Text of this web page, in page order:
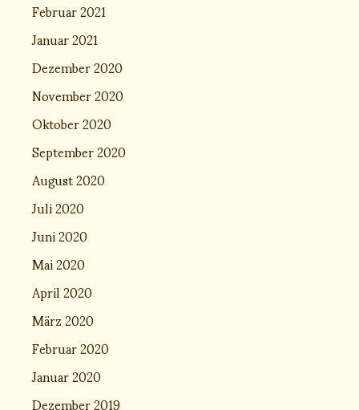
Februar 2021
Januar 2021
Dezember 2020
November 2020
Oktober 2020
September 2020
August 2020
Juli 2020
Juni 2020
Mai 2020
April 2020
März 2020
Februar 2020
Januar 2020